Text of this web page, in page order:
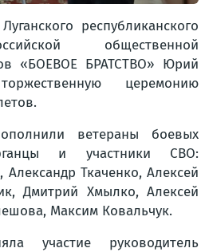
республиканского
общественной
«БОЕВОЕ БРАТСТВО» Юрий
церемонию
ветераны боевых
и участники СВО:
Ткаченко, Алексей
Дмитрий Хмылко, Алексей
Максим Ковальчук.
участие руководитель